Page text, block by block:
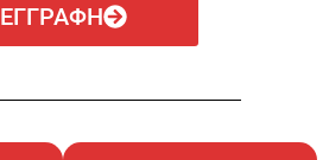
ΕΓΓΡΑΦΗ